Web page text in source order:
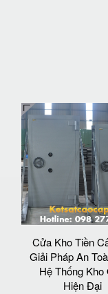
Cửa Kho Tiền
Giải Pháp An
Hệ Thống Kho
Hiện Đại